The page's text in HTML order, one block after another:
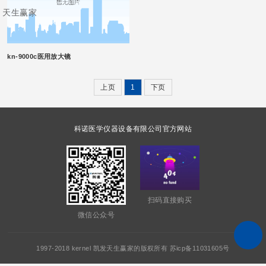
天生赢家
kn-9000c医用放大镜
上页 1 下页
科诺医学仪器设备有限公司官方网站
微信公众号
扫码直接购买
1997-2018 kernel 凯发天生赢家的版权所有 苏icp备11031605号